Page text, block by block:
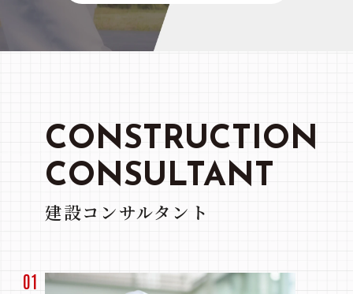
CONSTRUCTION
CONSULTANT
建設コンサルタント
01